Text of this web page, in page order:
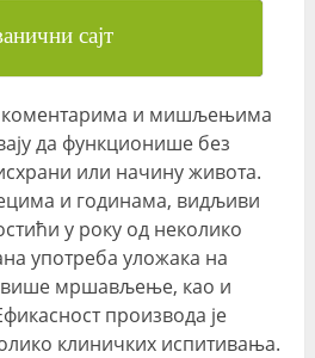
сајт
коментарима и мишљењима
да функционише без
или начину живота.
и годинама, видљиви
у року од неколико
употреба уложака на
мршављење, као и
производа је
клиничких испитивања.